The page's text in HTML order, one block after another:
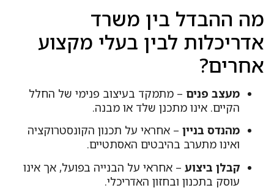
ההבדל בין משרד
לבין בעלי מקצוע
מעצב פנים– מתמקד בעיצוב פנימי של החלל
הקיים. אינו מתכנן שלד או מבנה.
מהנדס בניין– אחראי על תכנון הקונסטרוקציה
ואינו מתערב בהיבטים האסתטיים.
קבלן ביצוע– אחראי על הבנייה בפועל, אך אינו
עוסק בתכנון ובחזון האדריכלי.